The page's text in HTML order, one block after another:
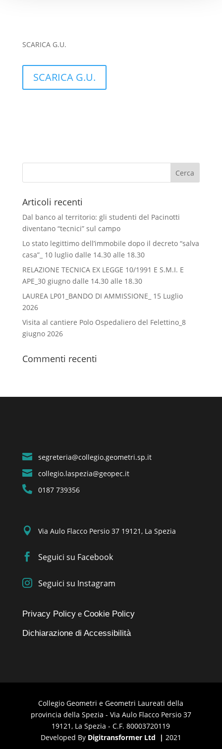
SCARICA G.U.
SCARICA G.U.
Articoli recenti
Dal banco al territorio: gli studenti del Pacinotti
diventano “tecnici” sul campo
Lo stato legittimo dell’immobile dopo il decreto “salva
casa”_ 10 luglio dalle 14.30 alle 18.30
RELAZIONE TECNICA EX LEGGE 10/1991 E S.M.I. E
APE_30 giugno dalle 14.30 alle 18.30
LAUREA LP01_BANDO DI AMMISSIONE_ 15 Luglio
2026
Visita al cantiere Polo Ospedaliero del Felettino_8
giugno 2026
Commenti recenti
 segreteria@collegio.geometri.sp.it
 collegio.laspezia@geopec.it
 0187 739356
 Via Aulo Flacco Persio 37 19121, La Spezia
 Seguici su Facebook
 Seguici su Instagram
Privacy Policye Cookie Policy
Dichiarazione di Accessibilità
Collegio Geometri e Geometri Laureati della
provincia della Spezia - Via Aulo Flacco Persio 37
19121, La Spezia - C.F. 80003720119
Developed By Digitransformer Ltd | 2021